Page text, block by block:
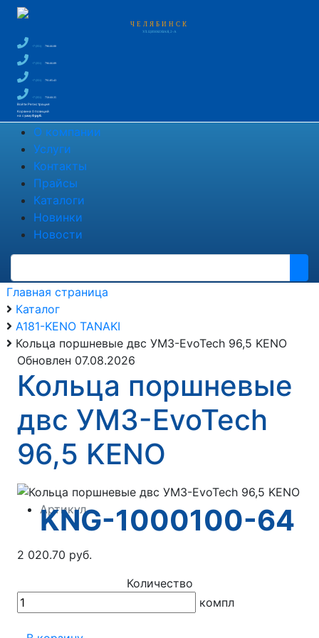
ЧЕЛЯБИНСК
УЛ. ЦИНКОВАЯ, 2-А
+7 (351) 796-66-88
+7 (351) 796-66-89
+7 (351) 791-85-43
+7 (351)
750-60-35
Войти Регистрация
Корзина0 позиций
на сумму0 руб.
О компании
Услуги
Контакты
Прайсы
Каталоги
Новинки
Новости
Главная страница
Каталог
А181-KENO TANAKI
Кольца поршневые двс УМЗ-EvoTech 96,5 KENO
Обновлен 07.08.2026
Кольца поршневые
двс УМЗ-EvoTech
96,5 KENO
Артикул
KNG-1000100-64
2 020.70 руб.
Количество
компл